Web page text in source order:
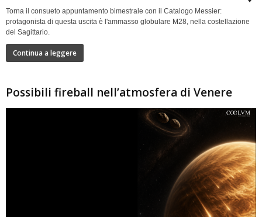
Torna il consueto appuntamento bimestrale con il Catalogo Messier:
protagonista di questa uscita è l'ammasso globulare M28, nella costellazione
del Sagittario.
Continua a leggere
Possibili fireball nell’atmosfera di Venere